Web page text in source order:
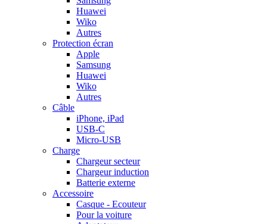
Huawei
Wiko
Autres
Protection écran
Apple
Samsung
Huawei
Wiko
Autres
Câble
iPhone, iPad
USB-C
Micro-USB
Charge
Chargeur secteur
Chargeur induction
Batterie externe
Accessoire
Casque - Ecouteur
Pour la voiture